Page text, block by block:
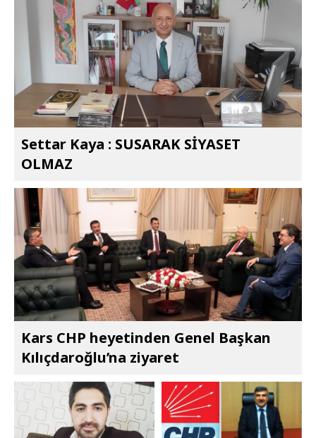
Settar Kaya : SUSARAK SİYASET
OLMAZ
Kars CHP heyetinden Genel Başkan
Kılıçdaroğlu’na ziyaret